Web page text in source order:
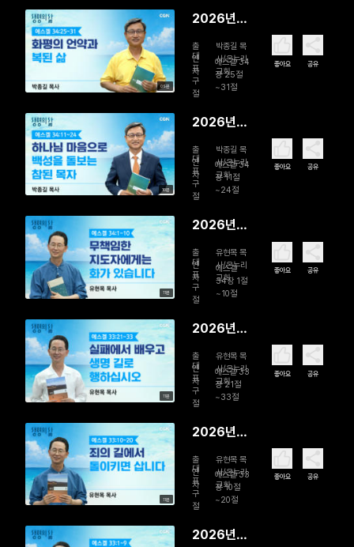
함의 심판
09분
2026년
일 화평의
언약과 복
된 삶
출
연
자
박종길 목
사/온누리
교회
대
표
구
절
에스겔 34
장 25절
~31절
좋아요 공유
10분
2026년
일 하나님
마음으로
백성을 돌
보는 참된
출
연
자
박종길 목
사/온누리
교회
대
표
구
절
에스겔 34
장 11절
~24절
좋아요 공유
11분
2026년
무책임한
지도자에게
는 화가 있
습니다
출
연
자
유현목 목
사/온누리
교회
대
표
구
절
에스겔
34장 1절
~10절
좋아요 공유
11분
2026년
실패에서
배우고 생
명 길로 행
하십시오
출
연
자
유현목 목
사/온누리
교회
대
표
구
절
에스겔 33
장 21절
~33절
좋아요 공유
11분
2026년
일 죄의 길
에서 돌이
키면 삽니
다
출
연
자
유현목 목
사/온누리
교회
대
표
구
절
에스겔 33
장 10절
~20절
좋아요 공유
2026년